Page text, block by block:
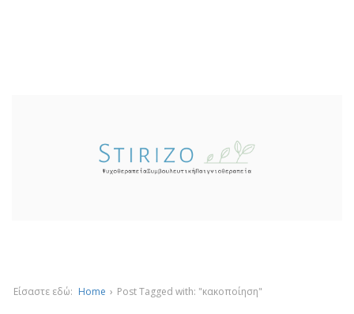
Είσαστε εδώ: Home › Post Tagged with: "κακοποίηση"